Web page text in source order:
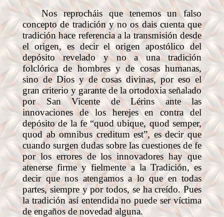
Nos reprocháis que tenemos un falso
concepto de tradición y no os dais cuenta que
tradición hace referencia a la transmisión desde
el origen, es decir el origen apostólico del
depósito revelado y no a una tradición
folclórica de hombres y de cosas humanas,
sino de Dios y de cosas divinas, por eso el
gran criterio y garante de la ortodoxia señalado
por San Vicente de Lérins ante las
innovaciones de los herejes en contra del
depósito de la fe “quod ubique, quod semper,
quod ab omnibus creditum est”, es decir que
cuando surgen dudas sobre las cuestiones de fe
por los errores de los innovadores hay que
atenerse firme y fielmente a la Tradición, es
decir que nos atengamos a lo que en todas
partes, siempre y por todos, se ha creído. Pues
la tradición así entendida no puede ser víctima
de engaños de novedad alguna.